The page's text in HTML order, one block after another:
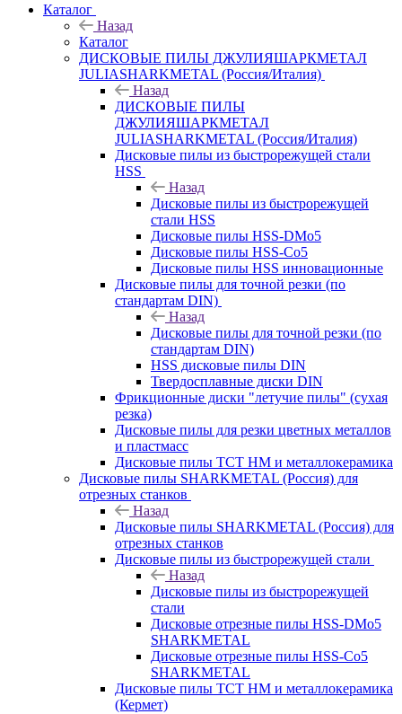
Каталог
Назад
Каталог
ДИСКОВЫЕ ПИЛЫ ДЖУЛИЯШАРКМЕТАЛ
JULIASHARKMETAL (Россия/Италия)
Назад
ДИСКОВЫЕ ПИЛЫ
ДЖУЛИЯШАРКМЕТАЛ
JULIASHARKMETAL (Россия/Италия)
Дисковые пилы из быстрорежущей стали
HSS
Назад
Дисковые пилы из быстрорежущей
стали HSS
Дисковые пилы HSS-DMo5
Дисковые пилы HSS-Co5
Дисковые пилы HSS инновационные
Дисковые пилы для точной резки (по
стандартам DIN)
Назад
Дисковые пилы для точной резки (по
стандартам DIN)
HSS дисковые пилы DIN
Твердосплавные диски DIN
Фрикционные диски "летучие пилы" (сухая
резка)
Дисковые пилы для резки цветных металлов
и пластмасс
Дисковые пилы ТСТ НМ и металлокерамика
Дисковые пилы SHARKMETAL (Россия) для
отрезных станков
Назад
Дисковые пилы SHARKMETAL (Россия) для
отрезных станков
Дисковые пилы из быстрорежущей стали
Назад
Дисковые пилы из быстрорежущей
стали
Дисковые отрезные пилы HSS-DMo5
SHARKMETAL
Дисковые отрезные пилы HSS-Co5
SHARKMETAL
Дисковые пилы ТСТ НМ и металлокерамика
(Кермет)